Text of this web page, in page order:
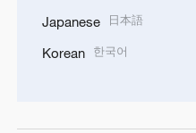
Japanese 日本語
Korean 한국어